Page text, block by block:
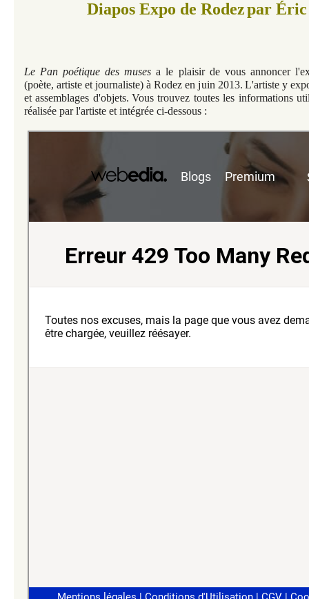
Diapos Expo de Rodezpar
Le Pan poétique des muses a le plaisir de vous annoncer
(poète, artiste et journaliste) à Rodez en juin 2013. L'artiste y
et assemblages d'objets. Vous trouvez toutes les informations
réalisée par l'artiste et intégrée ci-dessous :